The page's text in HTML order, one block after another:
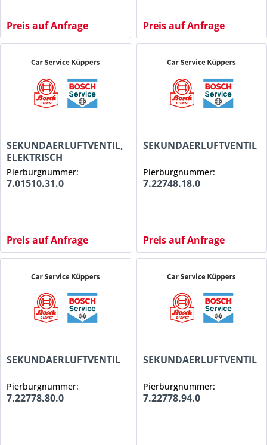
Preis auf Anfrage Preis auf Anfrage
SEKUNDAERLUFTVENTIL,
ELEKTRISCH
Pierburgnummer:
7.01510.31.0
Preis auf Anfrage
SEKUNDAERLUFTVENTIL
Pierburgnummer:
7.22748.18.0
Preis auf Anfrage
SEKUNDAERLUFTVENTIL
Pierburgnummer:
7.22778.80.0
SEKUNDAERLUFTVENTIL
Pierburgnummer:
7.22778.94.0